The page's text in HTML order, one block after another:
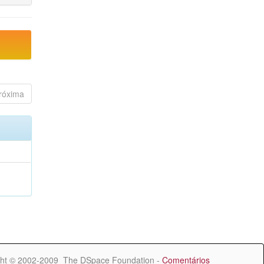
© 2002-2009 The DSpace Foundation - Comentários